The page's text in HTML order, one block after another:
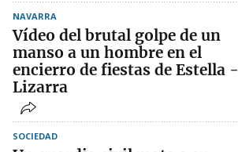
NAVARRA
Vídeo del brutal golpe de un
manso a un hombre en el
encierro de fiestas de Estella -
Lizarra
SOCIEDAD